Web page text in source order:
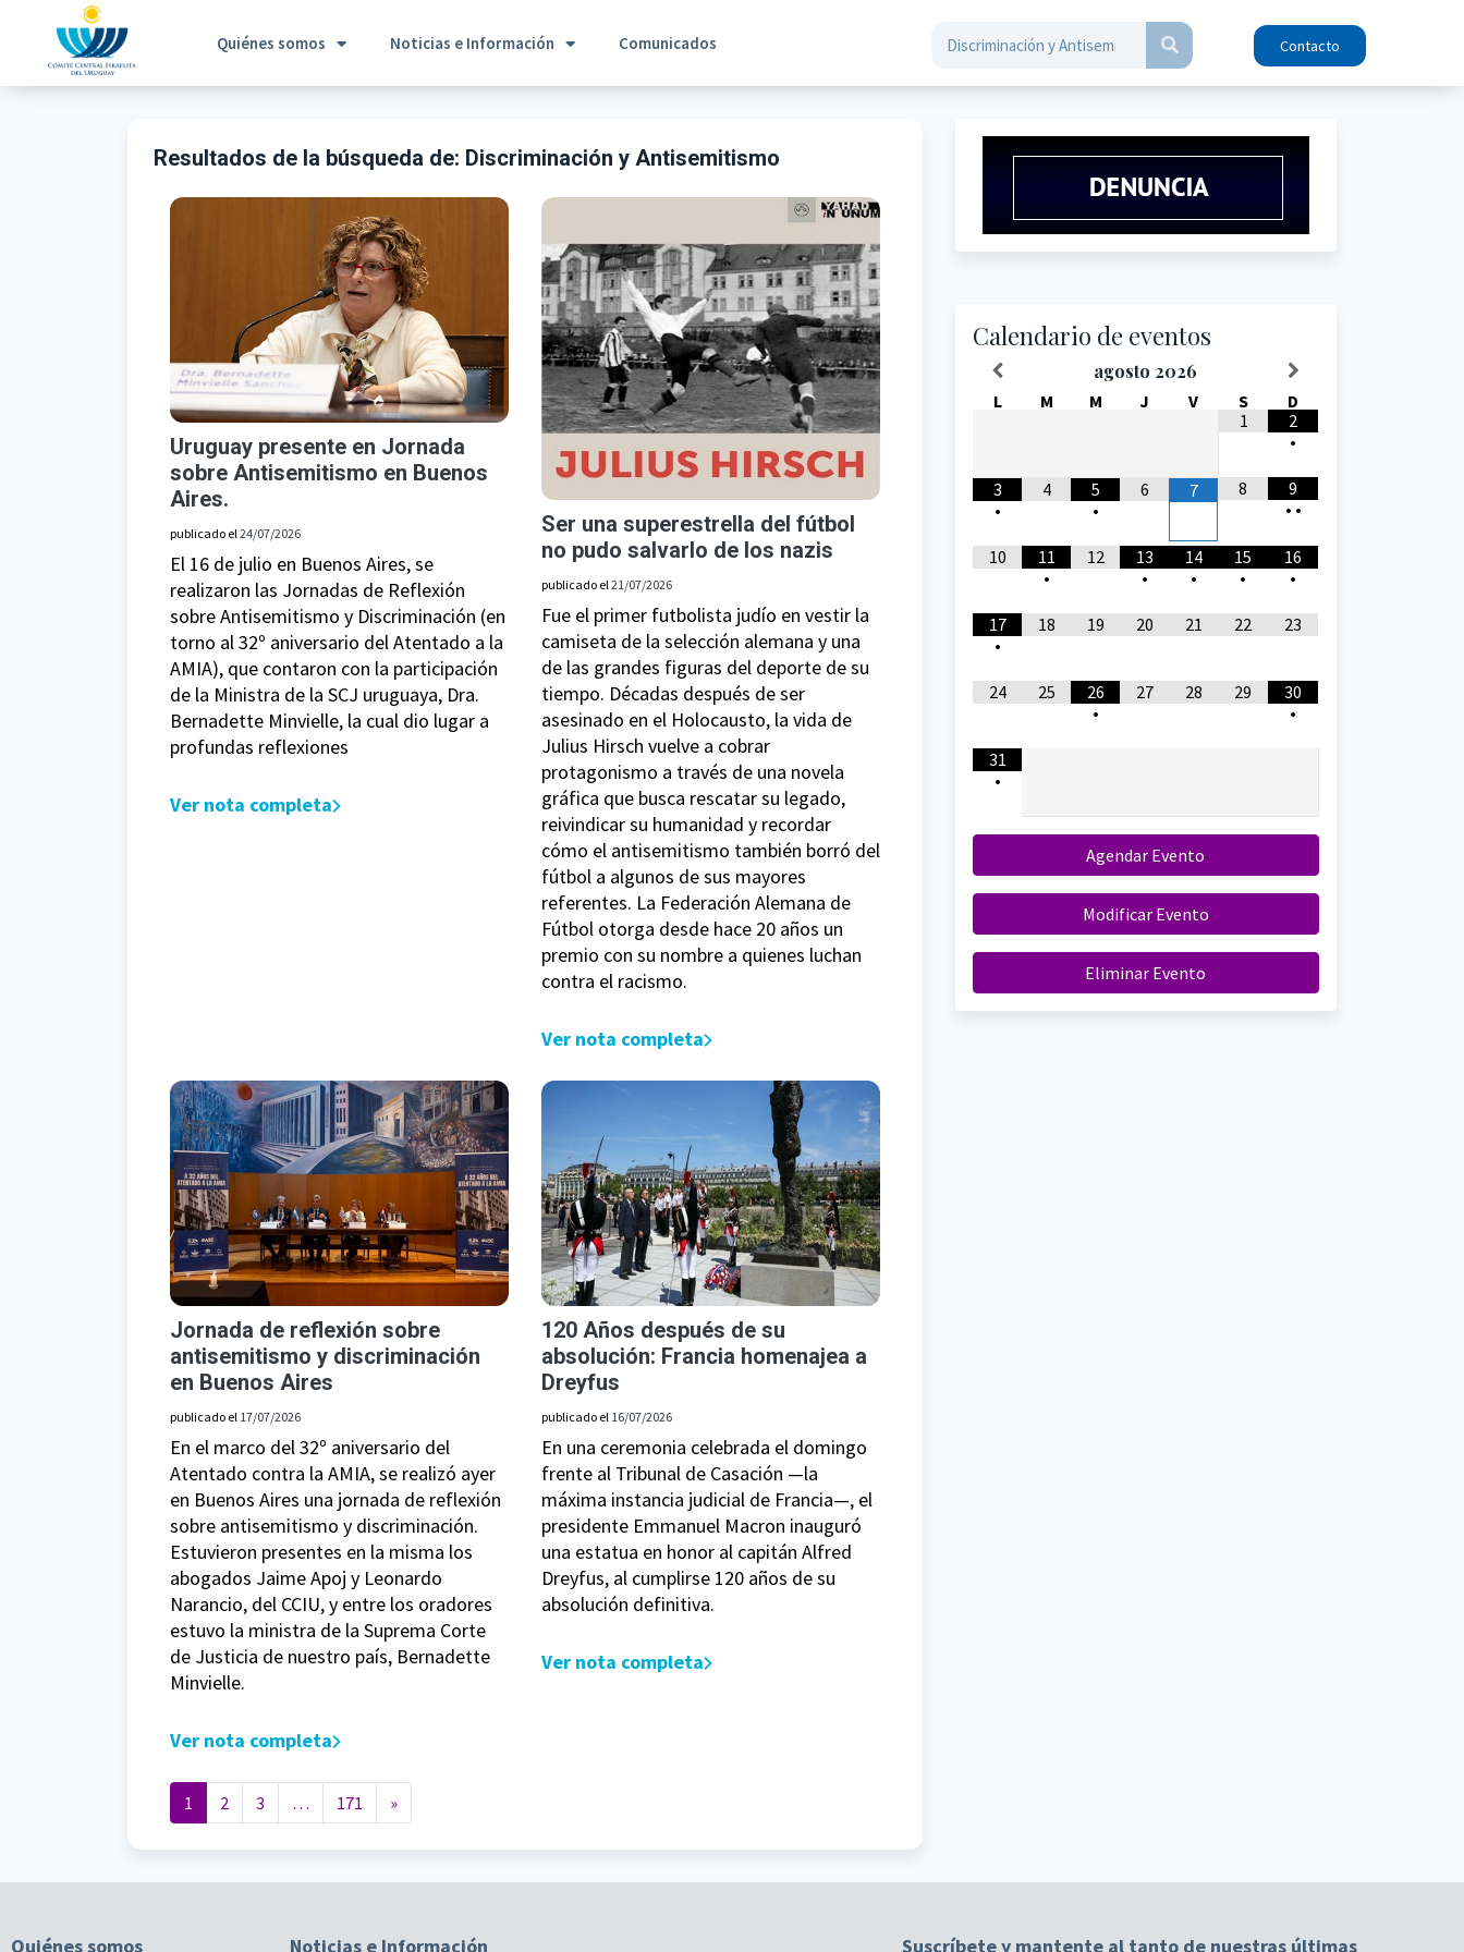
Quiénes somos Noticias e Información Comunicados Contacto
Resultados de la búsqueda de: Discriminación y Antisemitismo
Uruguay presente en Jornada
sobre Antisemitismo en Buenos
Aires.
publicado el24/07/2026
El 16 de julio en Buenos Aires, se
realizaron las Jornadas de Reflexión
sobre Antisemitismo y Discriminación (en
torno al 32º aniversario del Atentado a la
AMIA), que contaron con la participación
de la Ministra de la SCJ uruguaya, Dra.
Bernadette Minvielle, la cual dio lugar a
profundas reflexiones
Ver nota completa
Ser una superestrella del fútbol
no pudo salvarlo de los nazis
publicado el21/07/2026
Fue el primer futbolista judío en vestir la
camiseta de la selección alemana y una
de las grandes figuras del deporte de su
tiempo. Décadas después de ser
asesinado en el Holocausto, la vida de
Julius Hirsch vuelve a cobrar
protagonismo a través de una novela
gráfica que busca rescatar su legado,
reivindicar su humanidad y recordar
cómo el antisemitismo también borró del
fútbol a algunos de sus mayores
referentes. La Federación Alemana de
Fútbol otorga desde hace 20 años un
premio con su nombre a quienes luchan
contra el racismo.
Ver nota completa
Jornada de reflexión sobre
antisemitismo y discriminación
en Buenos Aires
publicado el 17/07/2026
En el marco del 32º aniversario del
Atentado contra la AMIA, se realizó ayer
en Buenos Aires una jornada de reflexión
sobre antisemitismo y discriminación.
Estuvieron presentes en la misma los
abogados Jaime Apoj y Leonardo
Narancio, del CCIU, y entre los oradores
estuvo la ministra de la Suprema Corte
de Justicia de nuestro país, Bernadette
Minvielle.
Ver nota completa
120 Años después de su
absolución: Francia homenajea a
Dreyfus
publicado el 16/07/2026
En una ceremonia celebrada el domingo
frente al Tribunal de Casación —la
máxima instancia judicial de Francia—, el
presidente Emmanuel Macron inauguró
una estatua en honor al capitán Alfred
Dreyfus, al cumplirse 120 años de su
absolución definitiva.
Ver nota completa
Navegación de entradas
1 2 3 … 171 »
Calendario de eventos
agosto 2026
L M M J V S
D
1
2
•
3
•
4
5
•
6 7 8
9
• •
10
11
•
12
13
•
14
•
15
•
16
•
17
•
18 19 20 21 22 23
24 25
26
•
27 28 29
30
•
31
•
Agendar Evento
Modificar Evento
Eliminar Evento
Quiénes somos Noticias e Información Suscríbete y mantente al tanto de nuestras últimas